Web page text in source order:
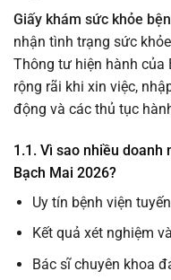
Giấy khám sức khỏe
nhận tình trạng sức
Thông tư hiện hành của
rộng rãi khi xin việc,
động và các thủ tục
1.1. Vì sao nhiều doanh
Bạch Mai 2026?
Uy tín bệnh viện
Kết quả xét nghiệm
Bác sĩ chuyên khoa